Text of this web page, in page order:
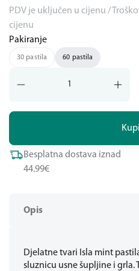
Opis
Djelatne tvari Isla mint
sluznicu usne šupljine i grla.
PDV je uključen u cijenu /
cijenu
Pakiranje
30 pastila 60 pastila
Besplatna dostava iznad
44.99€